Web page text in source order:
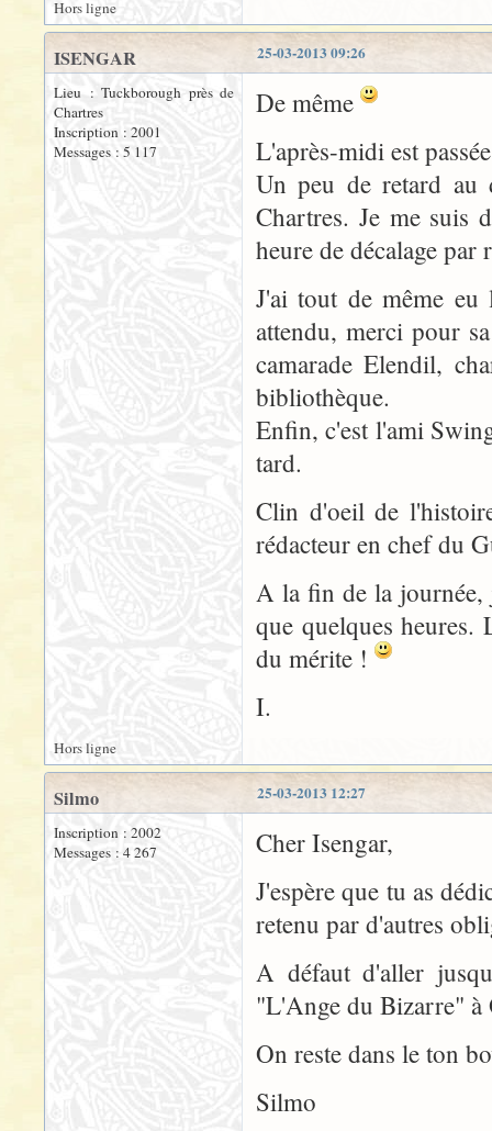
Hors ligne
25-03-2013 09:26
ISENGAR
Lieu : Tuckborough près de
Chartres
Inscription : 2001
Messages : 5 117
De même
L'après-midi est
Un peu de retard au
Chartres. Je me suis
heure de décalage
J'ai tout de même
attendu, merci pour
camarade Elendil,
bibliothèque.
Enfin, c'est l'ami
tard.
Clin d'oeil de
rédacteur en chef du
A la fin de la journée,
que quelques heures.
du mérite !
I.
Hors ligne
25-03-2013 12:27
Silmo
Inscription : 2002
Messages : 4 267
Cher Isengar,
J'espère que tu as
retenu par d'autres
A défaut d'aller
"L'Ange du Bizarre" à
On reste dans le ton
Silmo